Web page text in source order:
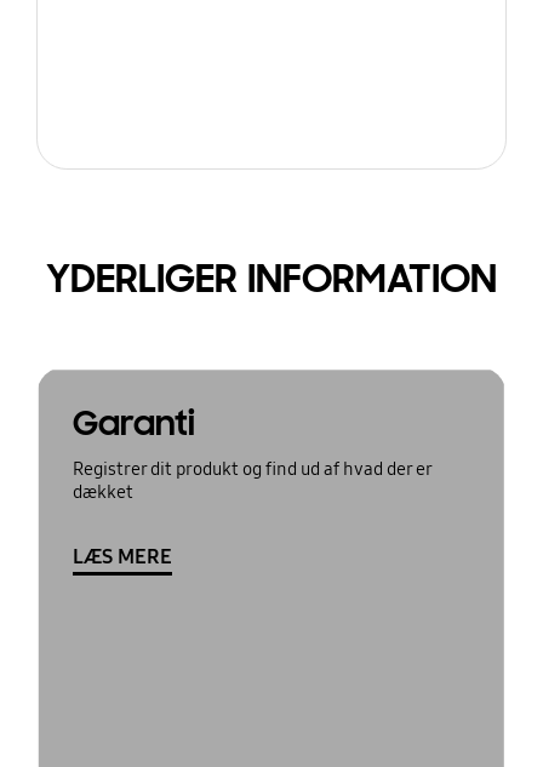
YDERLIGER INFORMATION
Garanti
Registrer dit produkt og find ud af hvad der er
dækket
LÆS MERE